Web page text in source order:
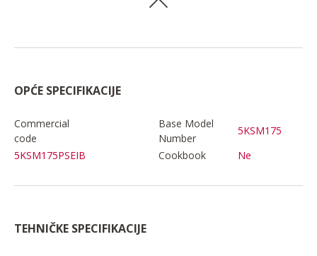
OPĆE SPECIFIKACIJE
Commercial
code
5KSM175PSEIB
Base Model
Number
5KSM175
Cookbook
Ne
TEHNIČKE SPECIFIKACIJE